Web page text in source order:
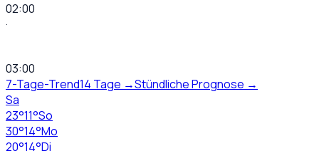
02:00
·
03:00
7-Tage-Trend14 Tage →Stündliche Prognose →
Sa
23°11°So
30°14°Mo
20°14°Di